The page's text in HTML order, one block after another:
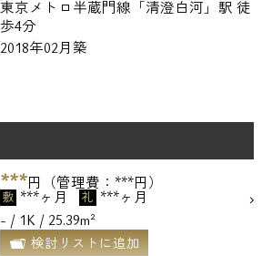
東京メトロ半蔵門線「清澄白河」駅 徒
歩4分
2018年02月築
***円（管理費：***円）
敷 ***ヶ月 礼 ***ヶ月
- / 1K / 25.39m²
検討リストに追加